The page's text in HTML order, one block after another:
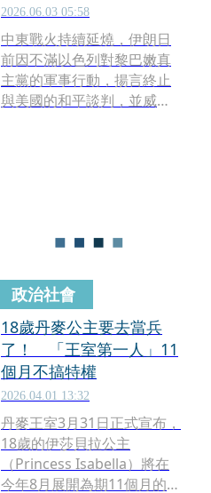
2026.06.03 05:58
中東戰火持續延燒，伊朗日
前因不滿以色列對黎巴嫩真
主黨的軍事行動，揚言終止
與美國的和平談判，並威脅
在意」，強調美國油源充
重申對國際盟友的強硬立
場。
政治社會
18歲丹麥公主要去當兵
了！ 「王室第一人」11
個月不搞特權
2026.04.01 13:32
丹麥王室3月31日正式宣布，
18歲的伊莎貝拉公主
（Princess Isabella）將在
今年8月展開為期11個月的軍